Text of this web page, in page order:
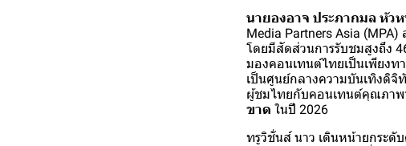
นายองอาจ ประภากมล หัว
Media Partners Asia
โดยมีสัดส่วนการรับชมสูงถึง
มองคอนเทนต์ไทยเป็นเพียงท
เป็นศูนย์กลางความบันเทิงดิ
ผู้ชมไทยกับคอนเทนต์คุณภาพ
ขาด ในปี 2026
ทรูวิชั่นส์ นาว เดินหน้ายกระ